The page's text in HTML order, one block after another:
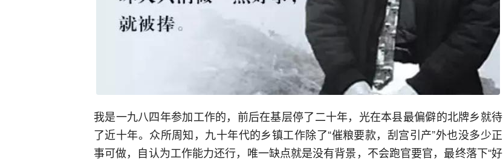
我是一九八四年参加工作的，前后在基层停了二十年，光在本县最偏僻的北牌乡就待
了近十年。众所周知，九十年代的乡镇工作除了“催粮要款，刮宫引产”外也没多少正
事可做，自认为工作能力还行，唯一缺点就是没有背景，不会跑官要官，最终落下“好